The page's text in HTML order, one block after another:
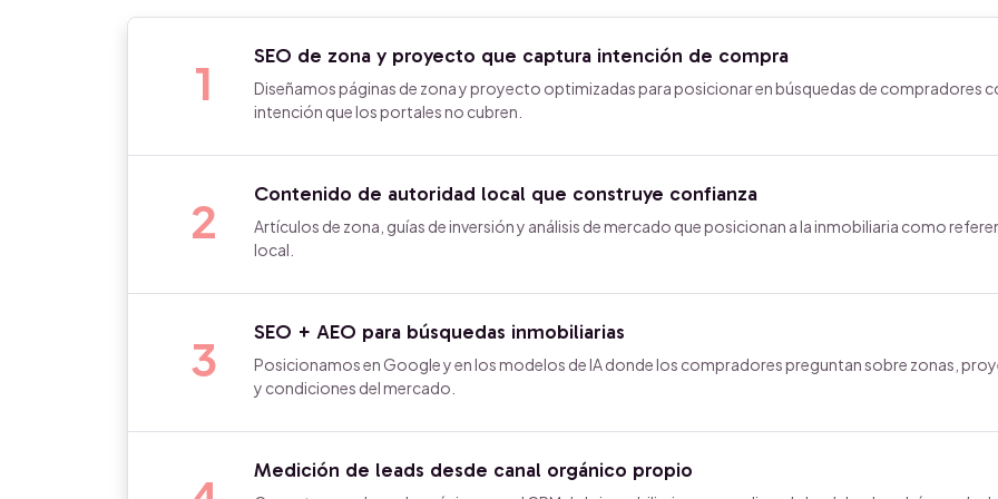
1 SEO de zona y proyecto que captura intención de compra
Diseñamos páginas de zona y proyecto optimizadas para posicionar en búsquedas de compradores
intención que los portales no cubren.
2 Contenido de autoridad local que construye confianza
Artículos de zona, guías de inversión y análisis de mercado que posicionan a la inmobiliaria como
local.
3 SEO + AEO para búsquedas inmobiliarias
Posicionamos en Google y en los modelos de IA donde los compradores preguntan sobre zonas,
y condiciones del mercado.
Medición de leads desde canal orgánico propio